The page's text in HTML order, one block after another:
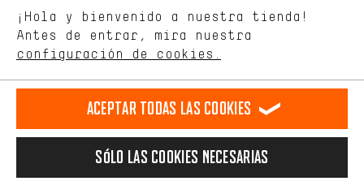
Idioma"
español
ES english
EN Deutsch
DE
RESCINDIR EL CONTRATO Comunidad de Aquisgrán Programa de afiliados
Aviso Legal Protección de datos Condiciones Generales
Plataforma de reportes Reciclaje de baterias
¡Hola y bienvenido a nuestra tienda!
Antes de entrar, mira nuestra
configuración de cookies.
tienda. Con las cookies de rendimiento, puedes influir en la mejora
de nuestro sitio web y nuestra oferta de la tienda con tu
comportamiento de compra.
Más confort
cookies de comodidad, creamos enlaces a plataformas de redes
sociales. Esto nos permite proporcionarle más contenido e
adicionales que le ayudarán a encontrar los productos adecuados.
Aceptar todas las cookies
Sólo las cookies necesarias